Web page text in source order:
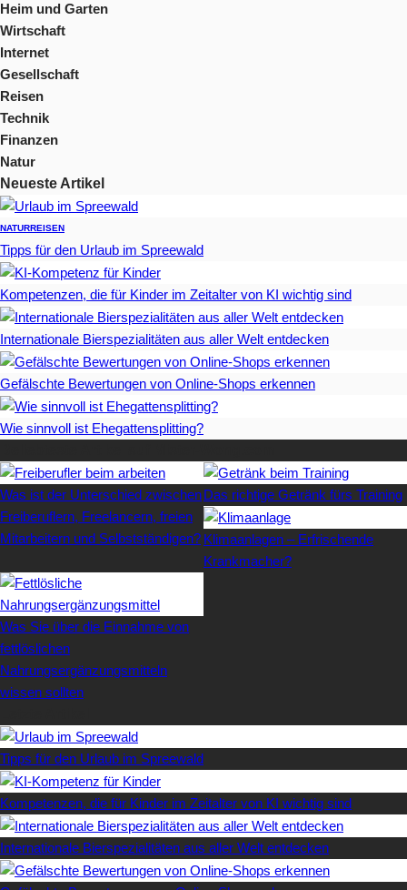
Heim und Garten
Wirtschaft
Internet
Gesellschaft
Reisen
Technik
Finanzen
Natur
Neueste Artikel
NATURREISEN
Tipps für den Urlaub im Spreewald
Kompetenzen, die für Kinder im Zeitalter von KI wichtig sind
Internationale Bierspezialitäten aus aller Welt entdecken
Gefälschte Bewertungen von Online-Shops erkennen
Wie sinnvoll ist Ehegattensplitting?
Was ist der Unterschied zwischen
Freiberuflern, Freelancern, freien
Mitarbeitern und Selbstständigen?
Das richtige Getränk fürs Training
Klimaanlagen – Erfrischende
Krankmacher?
Was Sie über die Einnahme von
fettlöslichen
Nahrungsergänzungsmitteln
wissen sollten
Tipps für den Urlaub im Spreewald
Kompetenzen, die für Kinder im Zeitalter von KI wichtig sind
Internationale Bierspezialitäten aus aller Welt entdecken